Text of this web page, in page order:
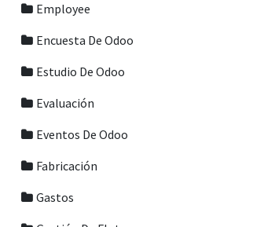
Employee
Encuesta De Odoo
Estudio De Odoo
Evaluación
Eventos De Odoo
Fabricación
Gastos